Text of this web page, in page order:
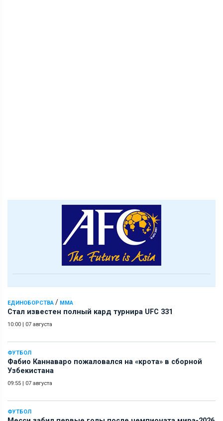
ЕДИНОБОРСТВА / ММА
Стал известен полный кард турнира UFC 331
10:00 | 07 августа
ФУТБОЛ
Фабио Каннаваро пожаловался на «крота» в сборной
Узбекистана
09:55 | 07 августа
ФУТБОЛ